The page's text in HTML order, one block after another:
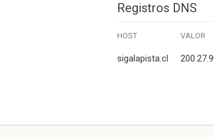
Registros DNS
HOST VALOR
sigalapista.cl